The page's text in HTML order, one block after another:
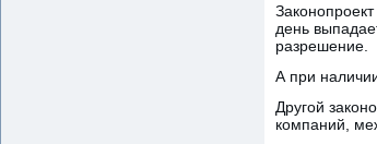
день
разрешение.
А при
Другой
компаний,